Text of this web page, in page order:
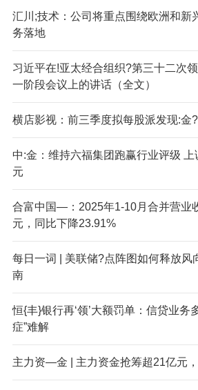
汇川;技术：公司将重点围绕欧洲和新
务落地
习近平在!亚太经合组织?第三十二次
一阶段会议上的讲话（全文）
横店影视：前三季度拟每股派发现:金
中:金：维持六福集团跑赢行业评级
元
合富中国—：2025年1-10月合并营业
元，同比下降23.91%
每日一词 | 美联储?点阵图如何释放风
南
恒{丰}银行再‘领’大额罚单：信贷业务
症”难解
主力资—金 | 主力资金抢筹超21亿元